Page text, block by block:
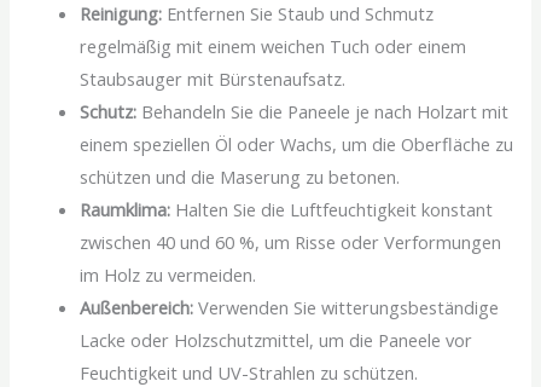
Reinigung: Entfernen Sie Staub und Schmutz
regelmäßig mit einem weichen Tuch oder einem
Staubsauger mit Bürstenaufsatz.
Schutz: Behandeln Sie die Paneele je nach Holzart mit
einem speziellen Öl oder Wachs, um die Oberfläche zu
schützen und die Maserung zu betonen.
Raumklima: Halten Sie die Luftfeuchtigkeit konstant
zwischen 40 und 60 %, um Risse oder Verformungen
im Holz zu vermeiden.
Außenbereich: Verwenden Sie witterungsbeständige
Lacke oder Holzschutzmittel, um die Paneele vor
Feuchtigkeit und UV-Strahlen zu schützen.